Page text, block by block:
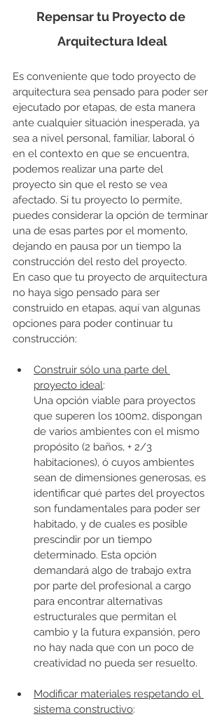
Repensar tu Proyecto de
Arquitectura Ideal
Es conveniente que todo proyecto de
arquitectura sea pensado para poder ser
ejecutado por etapas, de esta manera
ante cualquier situación inesperada, ya
sea a nivel personal, familiar, laboral ó
en el contexto en que se encuentra,
podemos realizar una parte del
proyecto sin que el resto se vea
afectado. Si tu proyecto lo permite,
puedes considerar la opción de terminar
una de esas partes por el momento,
dejando en pausa por un tiempo la
construcción del resto del proyecto.
En caso que tu proyecto de arquitectura
no haya sigo pensado para ser
construido en etapas, aquí van algunas
opciones para poder continuar tu
construcción:
Construir sólo una parte del
proyecto ideal:
Una opción viable para proyectos
que superen los 100m2, dispongan
de varios ambientes con el mismo
propósito (2 baños, + 2/3
habitaciones), ó cuyos ambientes
sean de dimensiones generosas, es
identificar qué partes del proyectos
son fundamentales para poder ser
habitado, y de cuales es posible
prescindir por un tiempo
determinado. Esta opción
demandará algo de trabajo extra
por parte del profesional a cargo
para encontrar alternativas
estructurales que permitan el
cambio y la futura expansión, pero
no hay nada que con un poco de
creatividad no pueda ser resuelto.
Modificar materiales respetando el
sistema constructivo: